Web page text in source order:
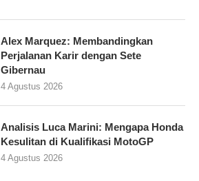
Alex Marquez: Membandingkan
Perjalanan Karir dengan Sete
Gibernau
4 Agustus 2026
Analisis Luca Marini: Mengapa Honda
Kesulitan di Kualifikasi MotoGP
4 Agustus 2026